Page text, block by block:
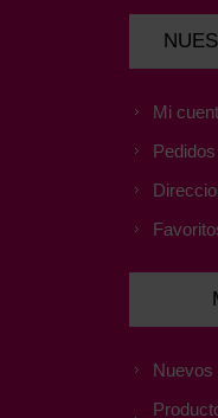
Mi
Pedidos
Nuevos